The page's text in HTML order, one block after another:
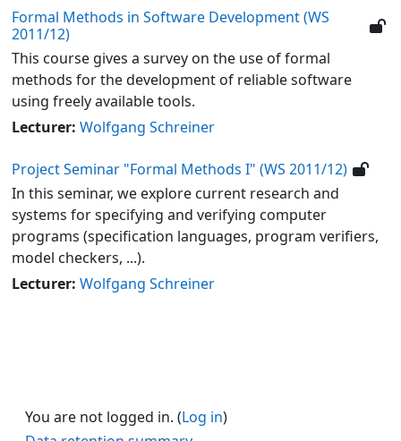
Formal Methods in Software Development (WS
2011/12)
This course gives a survey on the use of formal
methods for the development of reliable software
using freely available tools.
Lecturer: Wolfgang Schreiner
Project Seminar "Formal Methods I" (WS 2011/12)
In this seminar, we explore current research and
systems for specifying and verifying computer
programs (specification languages, program verifiers,
model checkers, ...).
Lecturer: Wolfgang Schreiner
You are not logged in. (Log in)